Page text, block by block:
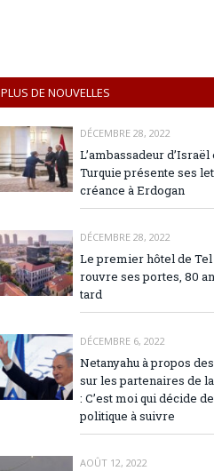
PLUS DE NOUVELLES
DÉCEMBRE 28, 2022
L’ambassadeur d’Israël
Turquie présente ses
créance à Erdogan
DÉCEMBRE 28, 2022
Le premier hôtel de
rouvre ses portes, 80
tard
DÉCEMBRE 6, 2022
Netanyahu à propos
sur les partenaires de
: C’est moi qui décide
politique à suivre
AOÛT 12, 2022